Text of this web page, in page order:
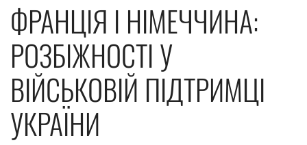
ФРАНЦІЯ І НІМЕЧЧИНА:
РОЗБІЖНОСТІ У
ВІЙСЬКОВІЙ ПІДТРИМЦІ
УКРАЇНИ